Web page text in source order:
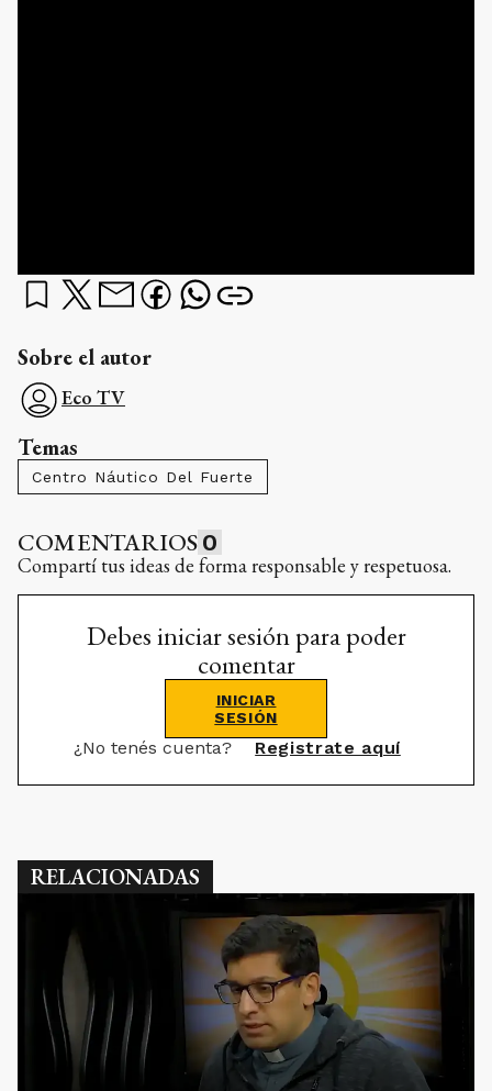
Sobre el autor
Eco TV
Temas
Centro Náutico Del Fuerte
COMENTARIOS 0
Compartí tus ideas de forma responsable y respetuosa.
Debes iniciar sesión para poder
comentar
INICIAR
SESIÓN
¿No tenés cuenta? Registrate aquí
RELACIONADAS